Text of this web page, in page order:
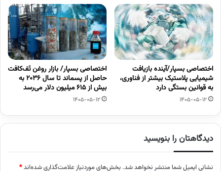
اختصاصی بسپار/آینده بازیافت
شیمیایی پلاستیک بیشتر از فناوری،
به قوانین بستگی دارد
1405-05-12
اختصاصی بسپار/ بازار روغن تَف‌کافت
حاصل از پسماند تا سال ۲۰۳۶ به
بیش از ۶۱۵ میلیون دلار می‌رسد
1405-05-12
دیدگاهتان را بنویسید
نشانی ایمیل شما منتشر نخواهد شد. بخش‌های موردنیاز علامت‌گذاری شده‌اند*